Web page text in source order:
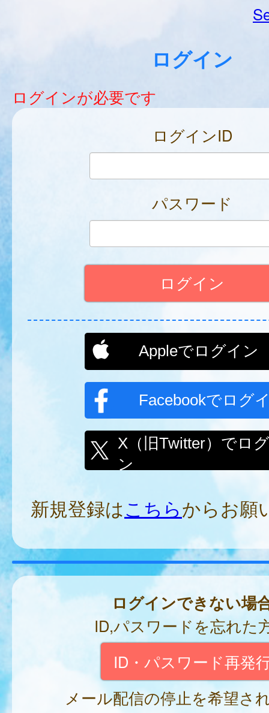
ログイン
ログインが必要です
ログインID
パスワード
Appleでログイン
Facebookでログ
X（旧Twitter）でロ
ン
新規登録はこちらからお願
ログインできない場
ID,パスワードを忘れた
ID・パスワード再発
メール配信の停止を希望さ